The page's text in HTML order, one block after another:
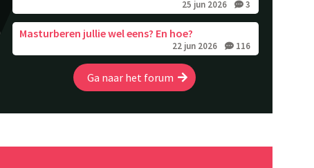
25 jun 2026 3
Masturberen jullie wel eens? En hoe?
22 jun 2026 116
Ga naar het forum